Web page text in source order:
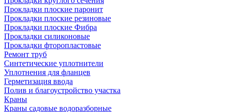
Прокладки плоские паронит
Прокладки плоские резиновые
Прокладки плоские Фибра
Прокладки силиконовые
Прокладки фторопластовые
Ремонт труб
Синтетические уплотнители
Уплотнения для фланцев
Герметизация ввода
Полив и благоустройство участка
Краны
Краны садовые водоразборные